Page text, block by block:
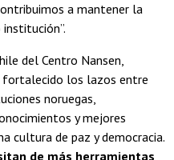
a mantener la
del Centro Nansen,
fortalecido los lazos entre
noruegas,
y mejores
cultura de paz y democracia.
de más herramientas